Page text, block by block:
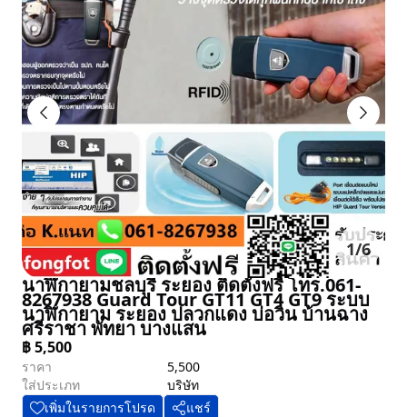
1/6
นาฬิกายามชลบุรี ระยอง ติดตั้งฟรี โทร.061-
8267938 Guard Tour GT11 GT4 GT9 ระบบ
นาฬิกายาม ระยอง ปลวกแดง บ่อวิน บ้านฉาง
ศรีราชา พัทยา บางแสน
฿5,500
ราคา
5,500
ใส่ประเภท
บริษัท
เพิ่มในรายการโปรด
แชร์